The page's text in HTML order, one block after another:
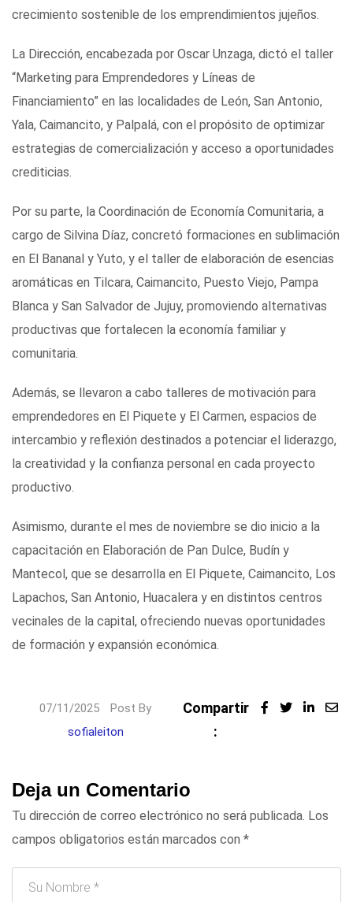
crecimiento sostenible de los emprendimientos jujeños.
La Dirección, encabezada por Oscar Unzaga, dictó el taller
“Marketing para Emprendedores y Líneas de
Financiamiento” en las localidades de León, San Antonio,
Yala, Caimancito, y Palpalá, con el propósito de optimizar
estrategias de comercialización y acceso a oportunidades
crediticias.
Por su parte, la Coordinación de Economía Comunitaria, a
cargo de Silvina Díaz, concretó formaciones en sublimación
en El Bananal y Yuto, y el taller de elaboración de esencias
aromáticas en Tilcara, Caimancito, Puesto Viejo, Pampa
Blanca y San Salvador de Jujuy, promoviendo alternativas
productivas que fortalecen la economía familiar y
comunitaria.
Además, se llevaron a cabo talleres de motivación para
emprendedores en El Piquete y El Carmen, espacios de
intercambio y reflexión destinados a potenciar el liderazgo,
la creatividad y la confianza personal en cada proyecto
productivo.
Asimismo, durante el mes de noviembre se dio inicio a la
capacitación en Elaboración de Pan Dulce, Budín y
Mantecol, que se desarrolla en El Piquete, Caimancito, Los
Lapachos, San Antonio, Huacalera y en distintos centros
vecinales de la capital, ofreciendo nuevas oportunidades
de formación y expansión económica.
07/11/2025
Post By
sofialeiton
Compartir
:
Deja un Comentario
Tu dirección de correo electrónico no será publicada. Los
campos obligatorios están marcados con *